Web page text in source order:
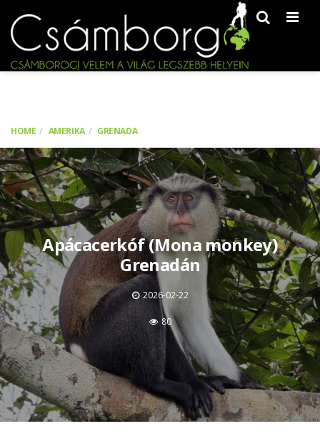
HOME AMERIKA GRENADA
Apácacerkóf (Mona monkey)
Grenadán
2026-02-22
80